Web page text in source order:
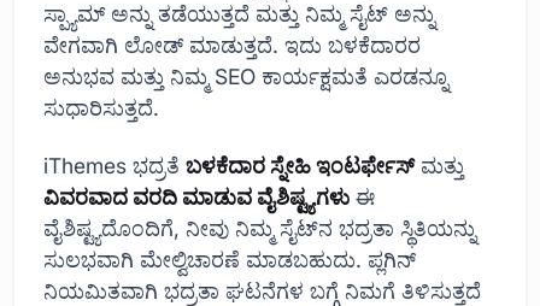
ಸ್ಪ್ಯಾಮ್ ಅನ್ನು ತಡೆಯುತ್ತದೆ ಮತ್ತು ನಿಮ್ಮ ಸೈಟ್ ಅನ್ನು
ವೇಗವಾಗಿ ಲೋಡ್ ಮಾಡುತ್ತದೆ. ಇದು ಬಳಕೆದಾರರ
ಅನುಭವ ಮತ್ತು ನಿಮ್ಮ SEO ಕಾರ್ಯಕ್ಷಮತೆ ಎರಡನ್ನೂ
ಸುಧಾರಿಸುತ್ತದೆ.
iThemes ಭದ್ರತೆ ಬಳಕೆದಾರ ಸ್ನೇಹಿ ಇಂಟರ್ಫೇಸ್ಮತ್ತು
ವಿವರವಾದ ವರದಿ ಮಾಡುವ ವೈಶಿಷ್ಟ್ಯಗಳು ಈ
ವೈಶಿಷ್ಟ್ಯದೊಂದಿಗೆ, ನೀವು ನಿಮ್ಮ ಸೈಟ್‌ನ ಭದ್ರತಾ ಸ್ಥಿತಿಯನ್ನು
ಸುಲಭವಾಗಿ ಮೇಲ್ವಿಚಾರಣೆ ಮಾಡಬಹುದು. ಪ್ಲಗಿನ್
ನಿಯಮಿತವಾಗಿ ಭದ್ರತಾ ಘಟನೆಗಳ ಬಗ್ಗೆ ನಿಮಗೆ ತಿಳಿಸುತ್ತದೆ